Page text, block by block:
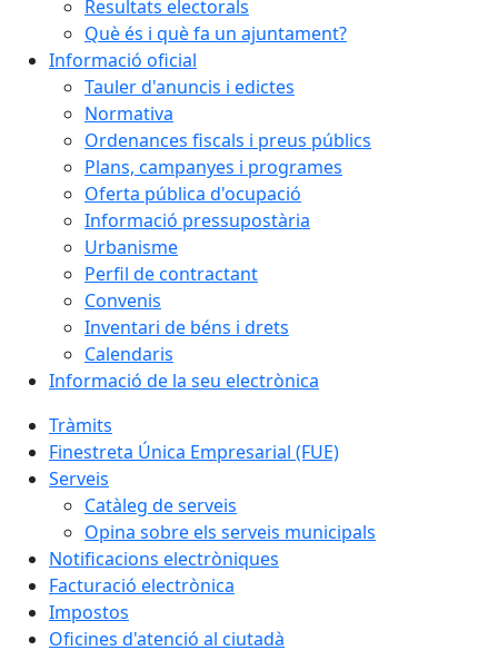
Resultats electorals
Què és i què fa un ajuntament?
Informació oficial
Tauler d'anuncis i edictes
Normativa
Ordenances fiscals i preus públics
Plans, campanyes i programes
Oferta pública d'ocupació
Informació pressupostària
Urbanisme
Perfil de contractant
Convenis
Inventari de béns i drets
Calendaris
Informació de la seu electrònica
Tràmits
Finestreta Única Empresarial (FUE)
Serveis
Catàleg de serveis
Opina sobre els serveis municipals
Notificacions electròniques
Facturació electrònica
Impostos
Oficines d'atenció al ciutadà